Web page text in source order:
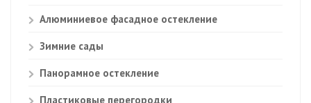
Алюминиевое фасадное остекление
Зимние сады
Панорамное остекление
Пластиковые перегородки